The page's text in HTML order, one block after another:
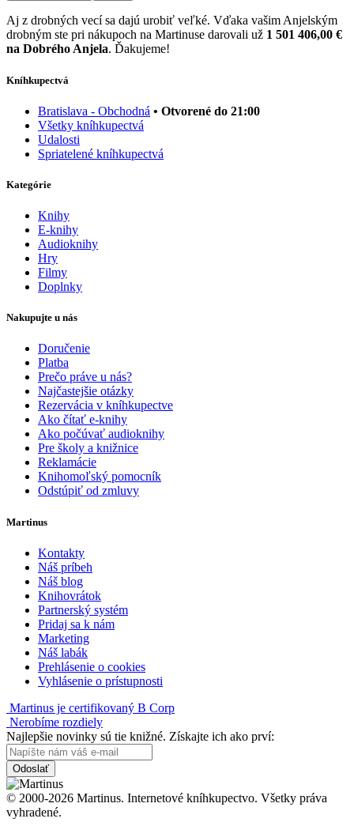
Aj z drobných vecí sa dajú urobiť veľké. Vďaka vašim Anjelským
drobným ste pri nákupoch na Martinuse darovali už 1 501 406,00 €
na Dobrého Anjela. Ďakujeme!
Kníhkupectvá
Bratislava - Obchodná • Otvorené do 21:00
Všetky kníhkupectvá
Udalosti
Spriatelené kníhkupectvá
Kategórie
Knihy
E-knihy
Audioknihy
Hry
Filmy
Doplnky
Nakupujte u nás
Doručenie
Platba
Prečo práve u nás?
Najčastejšie otázky
Rezervácia v kníhkupectve
Ako čítať e-knihy
Ako počúvať audioknihy
Pre školy a knižnice
Reklamácie
Knihomoľský pomocník
Odstúpiť od zmluvy
Martinus
Kontakty
Náš príbeh
Náš blog
Knihovrátok
Partnerský systém
Pridaj sa k nám
Marketing
Náš labák
Prehlásenie o cookies
Vyhlásenie o prístupnosti
Martinus je certifikovaný B Corp
Nerobíme rozdiely
Najlepšie novinky sú tie knižné. Získajte ich ako prví:
Odoslať
© 2000-2026 Martinus. Internetové kníhkupectvo. Všetky práva
vyhradené.